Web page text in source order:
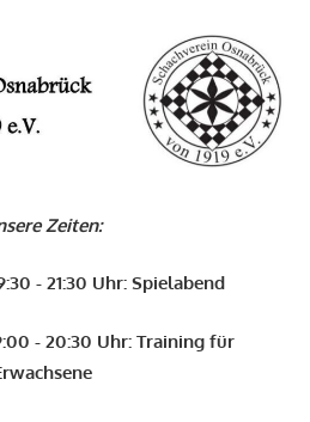
Zeiten:
- 21:30 Uhr: Spielabend
- 20:30 Uhr: Training für